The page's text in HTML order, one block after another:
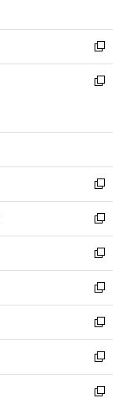
開
く
ウ
で
開
く
ン
ド
ウ
で
ウ
ィ
ン
ド
開
新
し
い
ン
ウ
で
開
く
新
ウ
ン
ド
ウ
で
開
く
新
し
い
ウ
ィ
ン
ド
ウ
で
開
く
新
し
い
ウ
ィ
ン
ド
ウ
で
開
く
新
し
い
ウ
ィ
ン
ド
ウ
で
新
し
い
ウ
ィ
ン
ド
新
し
い
ウ
ィ
新
し
い
新